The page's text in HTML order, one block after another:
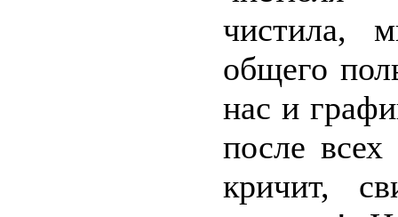
чистила,
общего
нас и
после
кричит,